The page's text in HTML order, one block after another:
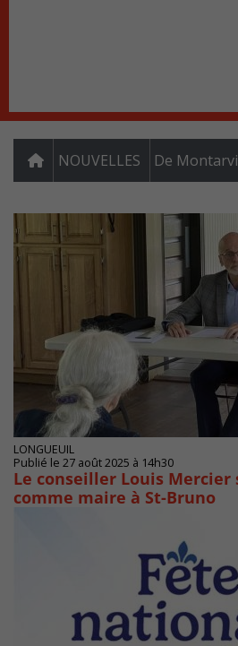
NOUVELLES De
LONGUEUIL
Publié le 27 août 2025 à 14h30
Le conseiller Louis Mercier
comme maire à St-Bruno